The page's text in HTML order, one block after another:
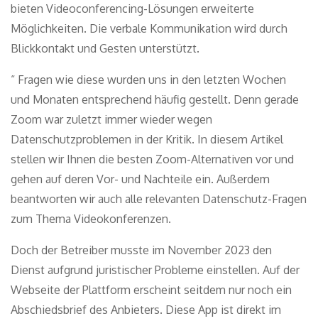
bieten Videoconferencing-Lösungen erweiterte
Möglichkeiten. Die verbale Kommunikation wird durch
Blickkontakt und Gesten unterstützt.
“ Fragen wie diese wurden uns in den letzten Wochen
und Monaten entsprechend häufig gestellt. Denn gerade
Zoom war zuletzt immer wieder wegen
Datenschutzproblemen in der Kritik. In diesem Artikel
stellen wir Ihnen die besten Zoom-Alternativen vor und
gehen auf deren Vor- und Nachteile ein. Außerdem
beantworten wir auch alle relevanten Datenschutz-Fragen
zum Thema Videokonferenzen.
Doch der Betreiber musste im November 2023 den
Dienst aufgrund juristischer Probleme einstellen. Auf der
Webseite der Plattform erscheint seitdem nur noch ein
Abschiedsbrief des Anbieters. Diese App ist direkt im